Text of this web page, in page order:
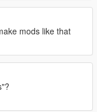
mods like that